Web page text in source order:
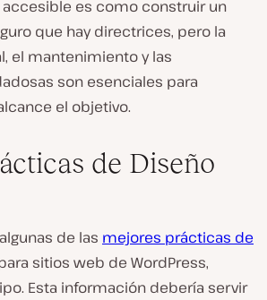
accesible es como construir un
que hay directrices, pero la
el mantenimiento y las
son esenciales para
el objetivo.
de Diseño
de las mejores prácticas de
sitios web de WordPress,
Esta información debería servir